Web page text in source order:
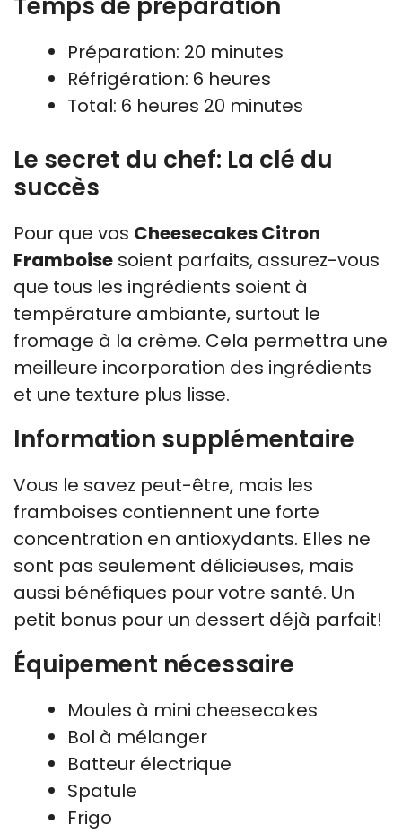
Temps de préparation
Préparation: 20 minutes
Réfrigération: 6 heures
Total: 6 heures 20 minutes
Le secret du chef: La clé du
succès
Pour que vos Cheesecakes Citron
Framboise soient parfaits, assurez-vous
que tous les ingrédients soient à
température ambiante, surtout le
fromage à la crème. Cela permettra une
meilleure incorporation des ingrédients
et une texture plus lisse.
Information supplémentaire
Vous le savez peut-être, mais les
framboises contiennent une forte
concentration en antioxydants. Elles ne
sont pas seulement délicieuses, mais
aussi bénéfiques pour votre santé. Un
petit bonus pour un dessert déjà parfait!
Équipement nécessaire
Moules à mini cheesecakes
Bol à mélanger
Batteur électrique
Spatule
Frigo